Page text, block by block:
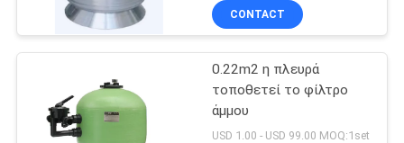
CONTACT
0.22m2 η πλευρά
τοποθετεί το φίλτρο
άμμου
USD 1.00 - USD 99.00 MOQ:1set